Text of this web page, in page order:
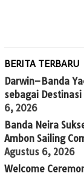
BERITA TERBARU
Darwin–Banda
sebagai
6, 2026
Banda Neira
Ambon Sailing
Agustus 6, 2026
Welcome